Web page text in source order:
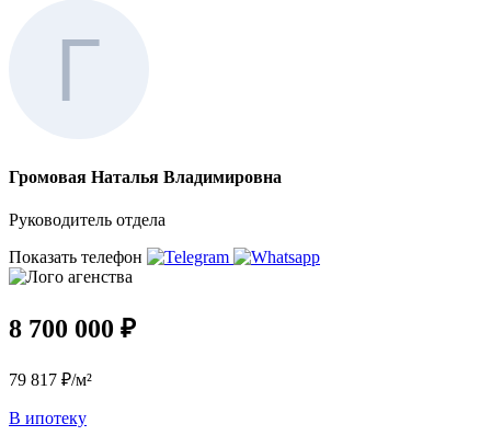
Громовая Наталья Владимировна
Руководитель отдела
Показать телефон
8 700 000 ₽
79 817 ₽/м²
В ипотеку